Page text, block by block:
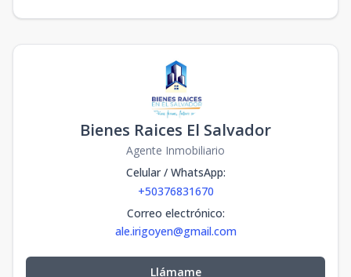
Bienes Raices El Salvador
Agente Inmobiliario
Celular / WhatsApp:
+50376831670
Correo electrónico:
ale.irigoyen@gmail.com
Llámame